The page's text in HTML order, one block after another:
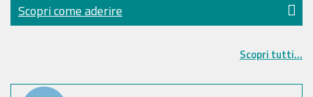
Scopri come aderire
Scopri tutti...